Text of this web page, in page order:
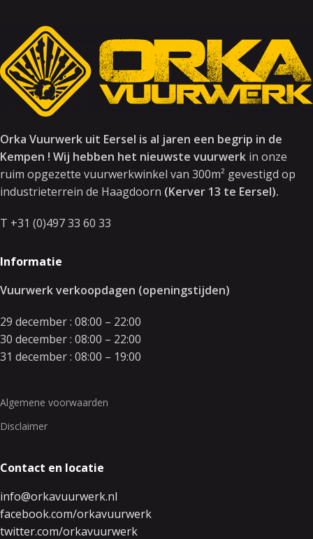
Orka Vuurwerk uit Eersel is al jaren een begrip in de
Kempen ! Wij hebben het nieuwste vuurwerk in onze
ruim opgezette vuurwerkwinkel van 300m² gevestigd op
industrieterrein de Haagdoorn (Kerver 13 te Eersel).
T +31 (0)497 33 60 33
Informatie
Vuurwerk verkoopdagen (openingstijden)
29 december : 08:00 – 22:00
30 december : 08:00 – 22:00
31 december : 08:00 – 19:00
Algemene voorwaarden
Disclaimer
Contact en locatie
info@orkavuurwerk.nl
facebook.com/orkavuurwerk
twitter.com/orkavuurwerk